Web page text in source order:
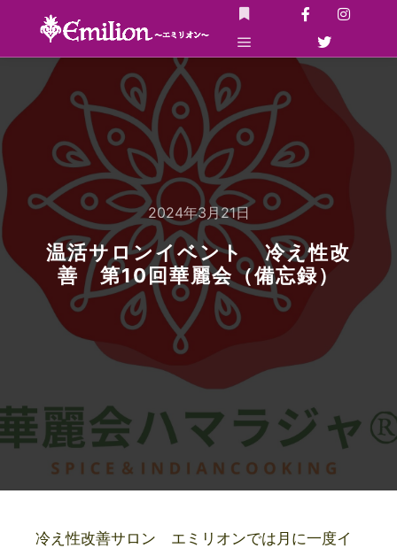
詳細
メインメニュー
2024年3月21日
温活サロンイベント 冷え性改
善 第10回華麗会（備忘録）
冷え性改善サロン エミリオンでは月に一度イ